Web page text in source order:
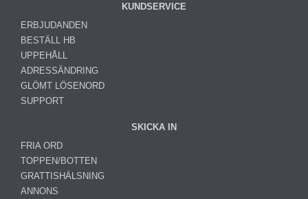
KUNDSERVICE
ERBJUDANDEN
BESTÄLL HB
UPPEHÅLL
ADRESSÄNDRING
GLÖMT LÖSENORD
SUPPORT
SKICKA IN
FRIA ORD
TOPPEN/BOTTEN
GRATTISHÄLSNING
ANNONS